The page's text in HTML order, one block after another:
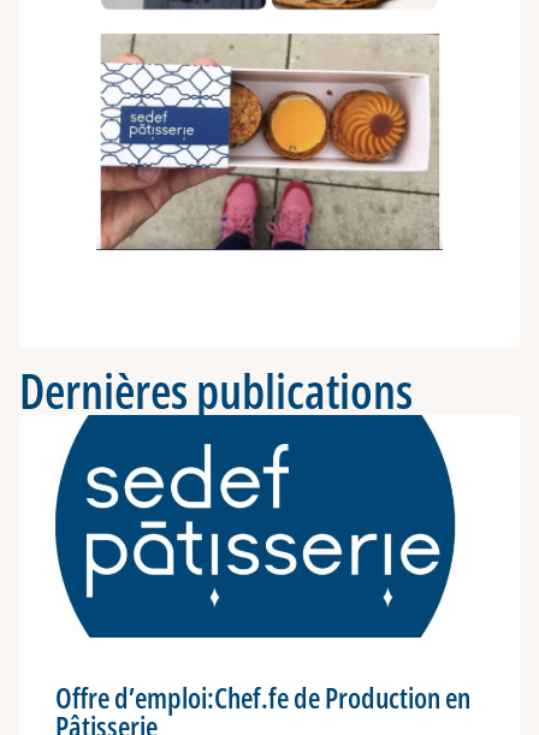
Dernières publications
Offre d’emploi:Chef.fe de Production en
Pâtisserie